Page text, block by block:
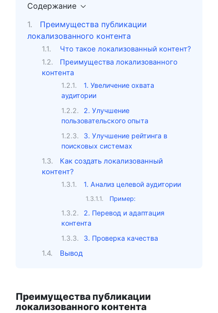
Содержание
Преимущества публикации
локализованного контента
Что такое локализованный контент?
Преимущества локализованного
контента
1. Увеличение охвата
аудитории
2. Улучшение
пользовательского опыта
3. Улучшение рейтинга в
поисковых системах
Как создать локализованный
контент?
1. Анализ целевой аудитории
Пример:
2. Перевод и адаптация
контента
3. Проверка качества
Вывод
Преимущества публикации
локализованного контента